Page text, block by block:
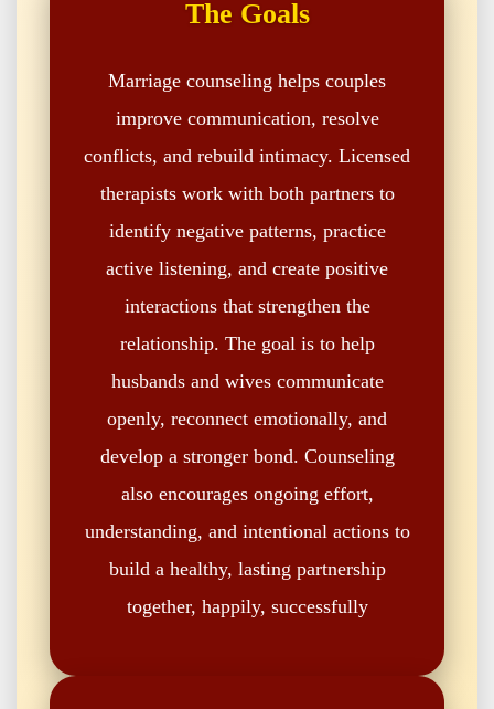
The Goals
Marriage counseling helps couples
improve communication, resolve
conflicts, and rebuild intimacy. Licensed
therapists work with both partners to
identify negative patterns, practice
active listening, and create positive
interactions that strengthen the
relationship. The goal is to help
husbands and wives communicate
openly, reconnect emotionally, and
develop a stronger bond. Counseling
also encourages ongoing effort,
understanding, and intentional actions to
build a healthy, lasting partnership
together, happily, successfully